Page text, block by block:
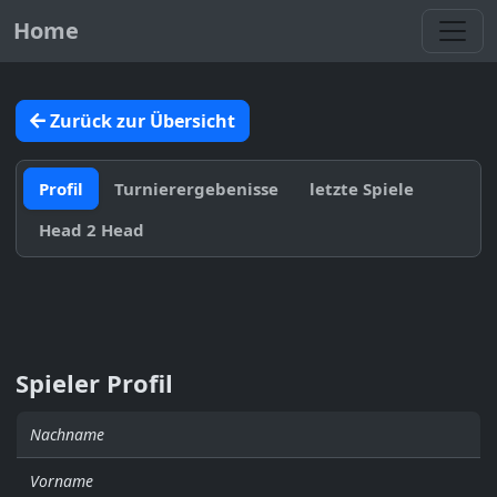
Home
Zurück zur Übersicht
Profil Turnierergebenisse
letzte Spiele
Head 2 Head
Spieler Profil
Nachname
Vorname